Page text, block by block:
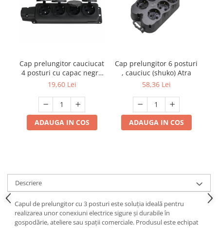
Mufe,Accesorii TV
Multimetru Digital
Starter/Droser
Triplu Stecher
Întrerupătoare/Comutatoare
Ştechere/Stecher adaptor
Ţeavă PVC
Feronerie
Butuc yala,Broaste usa,Lacat
Tablou si sigurante electrice
Cap prelungitor cauciucat
4 posturi cu capac negru
YW-7504
19,60 Lei
ADAUGA IN COS
Cap prelungitor 6 posturi
, cauciuc (shuko) Atra
58,36 Lei
ADAUGA IN COS
Descriere
Capul de prelungitor cu 3 posturi este soluția ideală pentru
realizarea unor conexiuni electrice sigure și durabile în
gospodărie, ateliere sau spații comerciale. Produsul este echipat